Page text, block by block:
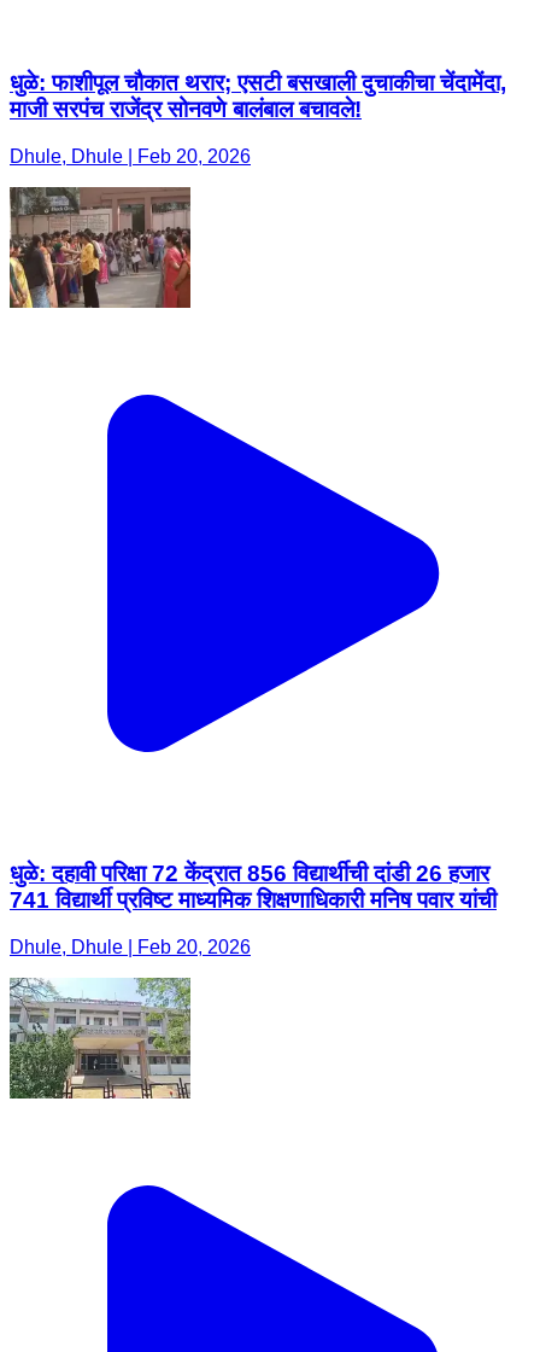
धुळे: फाशीपूल चौकात थरार; एसटी बसखाली दुचाकीचा चेंदामेंदा,
माजी सरपंच राजेंद्र सोनवणे बालंबाल बचावले!
Dhule, Dhule | Feb 20, 2026
धुळे: दहावी परिक्षा 72 केंद्रात 856 विद्यार्थीची दांडी 26 हजार
741 विद्यार्थी प्रविष्ट माध्यमिक शिक्षणाधिकारी मनिष पवार यांची
Dhule, Dhule | Feb 20, 2026